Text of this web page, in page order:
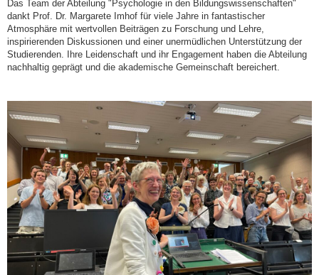
Das Team der Abteilung "Psychologie in den Bildungswissenschaften"
dankt Prof. Dr. Margarete Imhof für viele Jahre in fantastischer
Atmosphäre mit wertvollen Beiträgen zu Forschung und Lehre,
inspirierenden Diskussionen und einer unermüdlichen Unterstützung der
Studierenden. Ihre Leidenschaft und ihr Engagement haben die Abteilung
nachhaltig geprägt und die akademische Gemeinschaft bereichert.